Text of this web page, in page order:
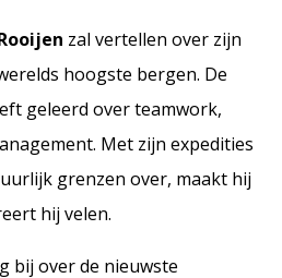
zal vertellen over zijn
hoogste bergen. De
geleerd over teamwork,
Met zijn expedities
grenzen over, maakt hij
hij velen.
bij over de nieuwste